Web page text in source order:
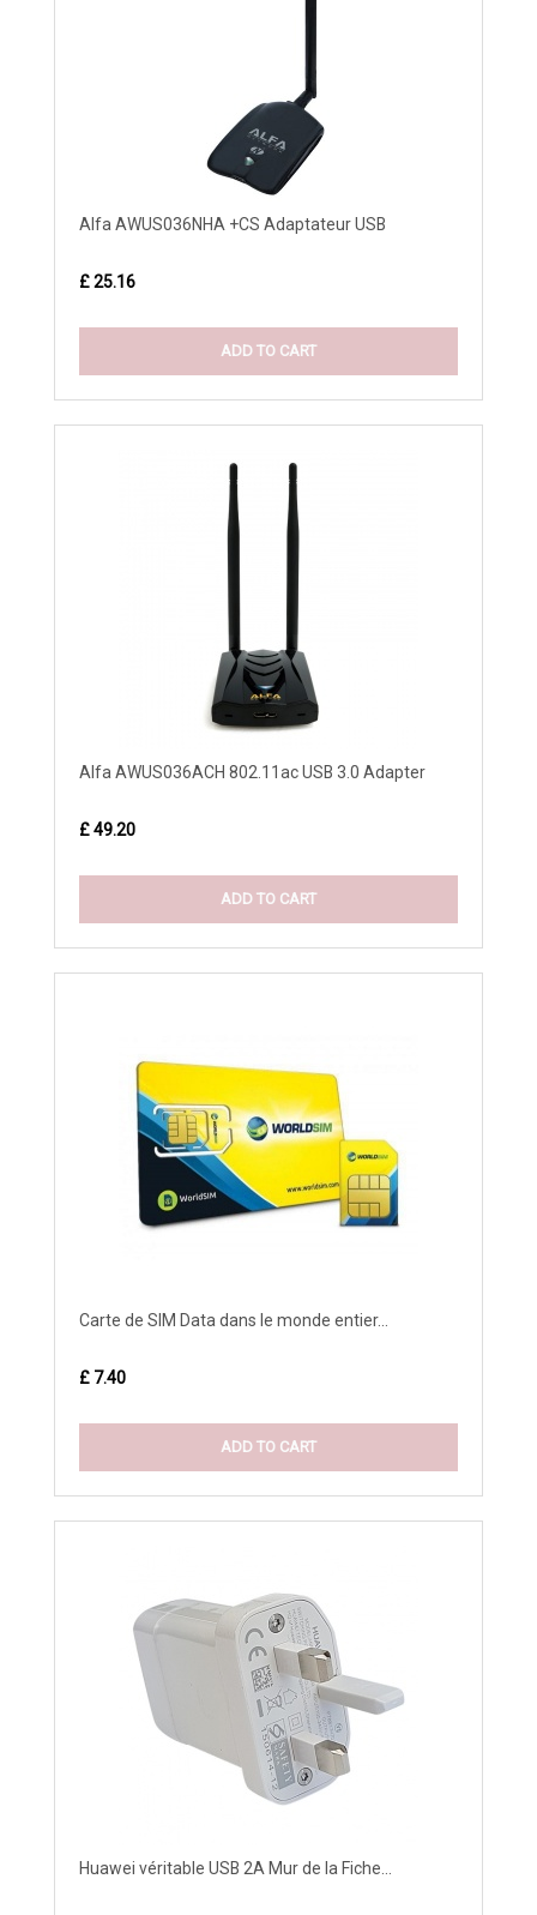
Alfa AWUS036NHA +CS Adaptateur USB
£ 25.16
ADD TO CART
Alfa AWUS036ACH 802.11ac USB 3.0 Adapter
£ 49.20
ADD TO CART
Carte de SIM Data dans le monde entier...
£ 7.40
ADD TO CART
Huawei véritable USB 2A Mur de la Fiche...